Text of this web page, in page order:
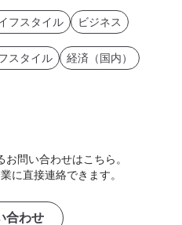
フスタイル ビジネス
スタイル 経済（国内）
問い合わせはこちら。
に直接連絡できます。
合わせ